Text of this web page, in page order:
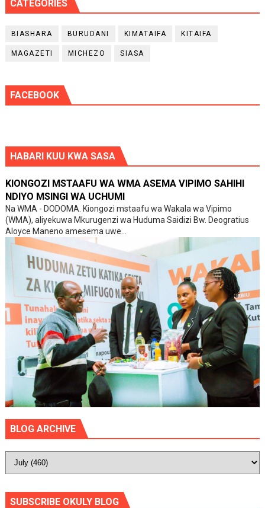
CATEGORIES
BIASHARA BURUDANI KIMATAIFA KITAIFA
MAGAZETI MICHEZO SIASA
FACEBOOK
HABARI KUU KWA SASA
KIONGOZI MSTAAFU WA WMA ASEMA VIPIMO SAHIHI
NDIYO MSINGI WA UCHUMI
Na WMA - DODOMA. Kiongozi mstaafu wa Wakala wa Vipimo
(WMA), aliyekuwa Mkurugenzi wa Huduma Saidizi Bw. Deogratius
Aloyce Maneno amesema uwe...
BLOG ARCHIVE
SUBSCRIBE OKULY BLOG